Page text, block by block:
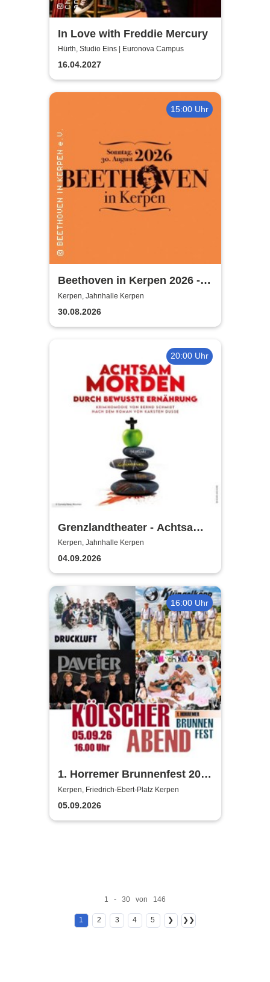
In Love with Freddie Mercury
Hürth, Studio Eins | Euronova Campus
16.04.2027
15:00 Uhr
Beethoven in Kerpen 2026 -
Sommerkonzerte 2026
Kerpen, Jahnhalle Kerpen
30.08.2026
20:00 Uhr
Grenzlandtheater - Achtsam
Morden durch bewusste
Ernährung
Kerpen, Jahnhalle Kerpen
04.09.2026
16:00 Uhr
1. Horremer Brunnenfest 2026
- Klüngelköpp, Druckluft,
Planschemalöör, Paveier
Kerpen, Friedrich-Ebert-Platz Kerpen
05.09.2026
1 - 30 von 146
1 2 3 4 5 ❯ ❯❯